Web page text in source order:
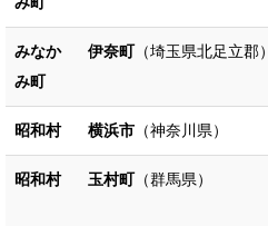
みなか
み町
伊奈町 （埼玉県北足立郡）
昭和村 横浜市 （神奈川県）
昭和村 玉村町 （群馬県）